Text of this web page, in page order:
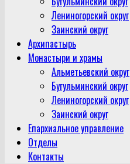
Лениногорский округ
Заинский округ
Архипастырь
Монастыри и храмы
Альметьевский округ
Бугульминский округ
Лениногорский округ
Заинский округ
Епархиальное управление
Отделы
Контакты